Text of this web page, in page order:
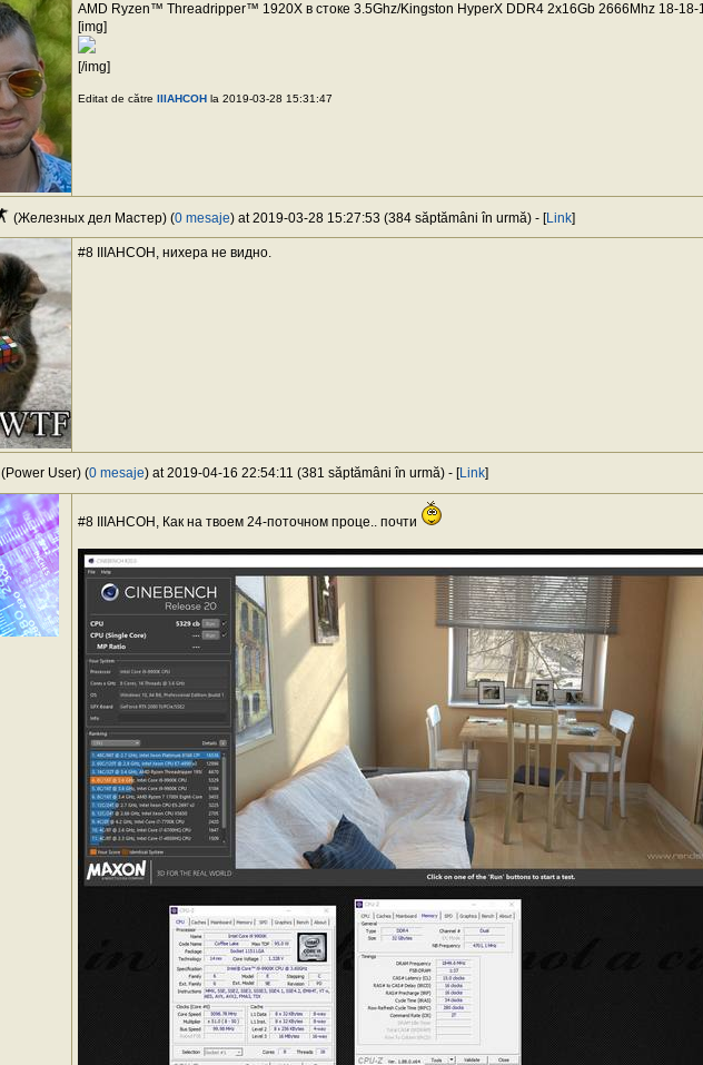
AMD Ryzen™ Threadripper™ 1920X в стоке 3.5Ghz/Kingston HyperX DDR4 2x16Gb 2666Mhz 18-18-
[img]
[/img]
Editat de către IIIAHCOH la 2019-03-28 15:31:47
(Железных дел Мастер) (0 mesaje) at 2019-03-28 15:27:53 (384 săptămâni în urmă) - [Link]
#8 IIIAHCOH, нихера не видно.
(Power User) (0 mesaje) at 2019-04-16 22:54:11 (381 săptămâni în urmă) - [Link]
#8 IIIAHCOH, Как на твоем 24-поточном проце.. почти